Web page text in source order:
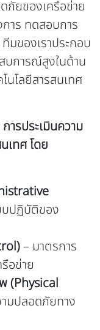
ภัยของเครือข่าย
าร ทดสอบการ
มของเราประกอบ
บการณ์สูงในด้าน
นโลยีสารสนเทศ
ารประเมินความ
เทศ โดย
บปฏิบัติของ
– มาตรการ
อข่าย
(Physical
มปลอดภัยทาง